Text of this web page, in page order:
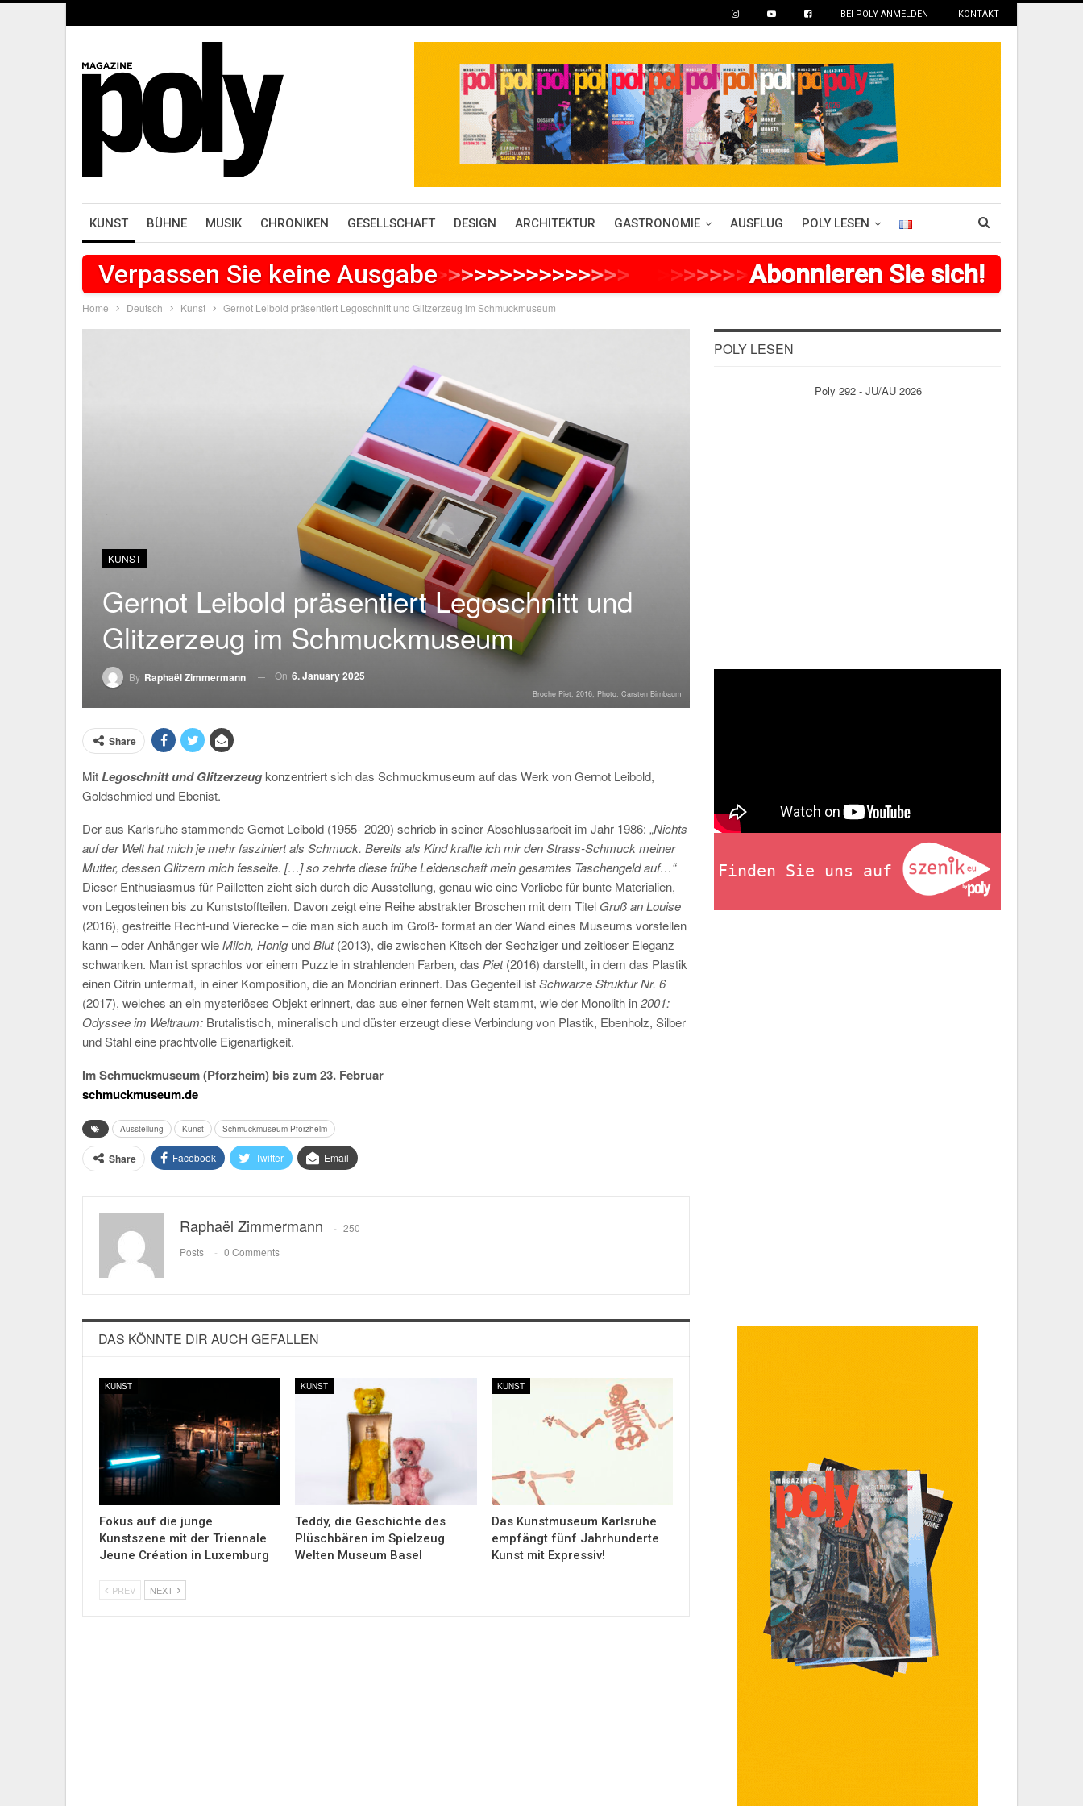
BEI POLY ANMELDEN KONTAKT
KUNST BÜHNE MUSIK CHRONIKEN GESELLSCHAFT DESIGN ARCHITEKTUR GASTRONOMIE AUSFLUG POLY LESEN
Verpassen Sie keine Ausgabe>>>>>>>>>>>>>>> >>>>> >>>>>>>>
Abonnieren Sie sich!
Home Deutsch Kunst Gernot Leibold präsentiert Legoschnitt und Glitzerzeug im Schmuckmuseum
KUNST
Gernot Leibold präsentiert Legoschnitt und
Glitzerzeug im Schmuckmuseum
By Raphaël Zimmermann On 6. January 2025
Broche Piet, 2016, Photo: Carsten Birnbaum
Share
MitLegoschnitt und Glitzerzeug konzentriert sich das Schmuckmuseum auf das Werk von Gernot Leibold,
Goldschmied und Ebenist.
Der aus Karlsruhe stammende Gernot Leibold (1955- 2020) schrieb in seiner Abschlussarbeit im Jahr 1986: „Nichts
auf der Welt hat mich je mehr fasziniert als Schmuck. Bereits als Kind krallte ich mir den Strass-Schmuck meiner
Mutter, dessen Glitzern mich fesselte. […] so zehrte diese frühe Leidenschaft mein gesamtes Taschengeld auf…“
Dieser Enthusiasmus für Pailletten zieht sich durch die Ausstellung, genau wie eine Vorliebe für bunte Materialien,
von Legosteinen bis zu Kunststoffteilen. Davon zeigt eine Reihe abstrakter Broschen mit dem Titel Gruß an Louise
(2016), gestreifte Recht-und Vierecke – die man sich auch im Groß- format an der Wand eines Museums vorstellen
kann – oder Anhänger wieMilch, Honig undBlut(2013), die zwischen Kitsch der Sechziger und zeitloser Eleganz
schwanken. Man ist sprachlos vor einem Puzzle in strahlenden Farben, das Piet(2016) darstellt, in dem das Plastik
einen Citrin untermalt, in einer Komposition, die an Mondrian erinnert. Das Gegenteil istSchwarze Struktur Nr. 6
(2017), welches an ein mysteriöses Objekt erinnert, das aus einer fernen Welt stammt, wie der Monolith in2001:
Odyssee im Weltraum: Brutalistisch, mineralisch und düster erzeugt diese Verbindung von Plastik, Ebenholz, Silber
und Stahl eine prachtvolle Eigenartigkeit.
Im Schmuckmuseum (Pforzheim) bis zum 23. Februar
schmuckmuseum.de
Ausstellung Kunst Schmuckmuseum Pforzheim
Share Facebook Twitter Email
Raphaël Zimmermann
250
Posts
0 Comments
DAS KÖNNTE DIR AUCH GEFALLEN
KUNST
Fokus auf die junge
Kunstszene mit der Triennale
Jeune Création in Luxemburg
KUNST
Teddy, die Geschichte des
Plüschbären im Spielzeug
Welten Museum Basel
KUNST
Das Kunstmuseum Karlsruhe
empfängt fünf Jahrhunderte
Kunst mit Expressiv!
PREV NEXT
POLY LESEN
Poly 292 - JU/AU 2026
Finden Sie uns auf